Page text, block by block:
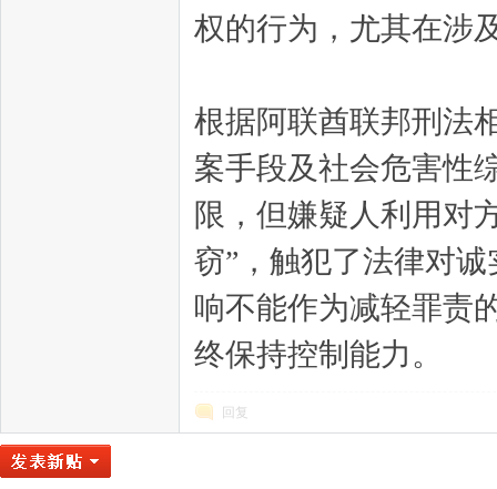
权的行为，尤其在涉
根据阿联酋联邦刑法
案手段及社会危害性
限，但嫌疑人利用对
窃”，触犯了法律对
响不能作为减轻罪责
终保持控制能力。
回复